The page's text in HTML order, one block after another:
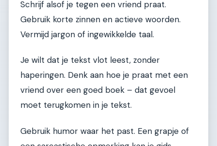
Schrijf alsof je tegen een vriend praat.
Gebruik korte zinnen en actieve woorden.
Vermijd jargon of ingewikkelde taal.
Je wilt dat je tekst vlot leest, zonder
haperingen. Denk aan hoe je praat met een
vriend over een goed boek – dat gevoel
moet terugkomen in je tekst.
Gebruik humor waar het past. Een grapje of